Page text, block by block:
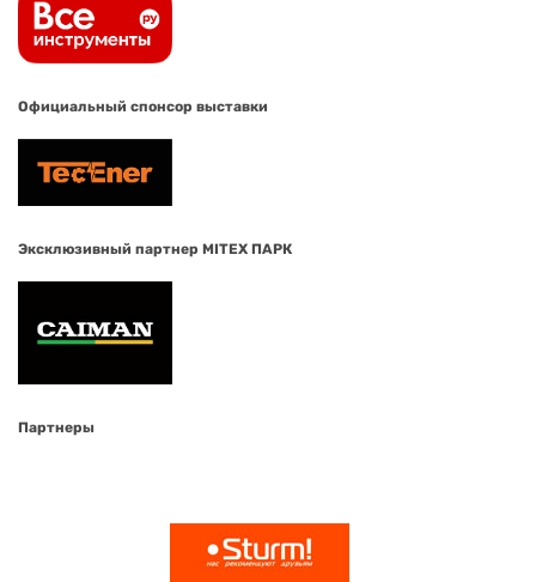
Официальный спонсор выставки
Эксклюзивный партнер MITEX ПАРК
Партнеры